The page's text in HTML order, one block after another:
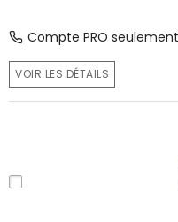
Compte PRO
VOIR LES DÉTAILS